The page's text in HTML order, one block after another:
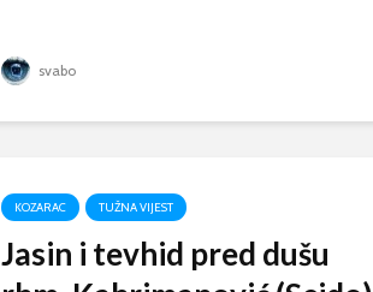
svabo
KOZARAC TUŽNA VIJEST
Jasin i tevhid pred dušu